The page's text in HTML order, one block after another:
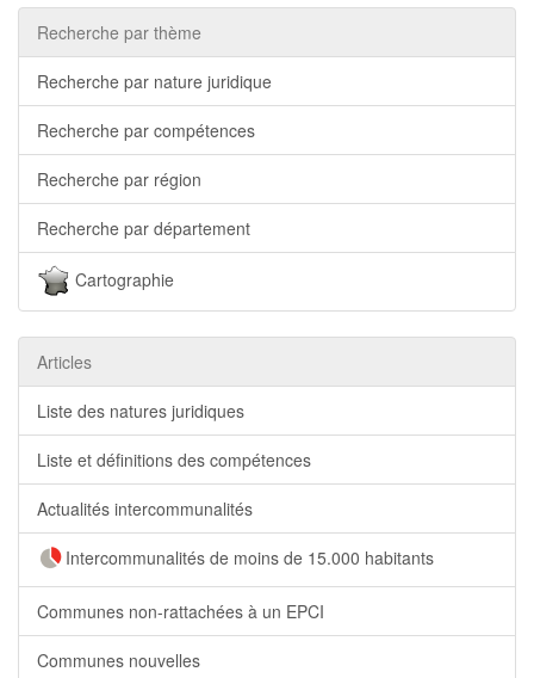
Recherche par thème
Recherche par nature juridique
Recherche par compétences
Recherche par région
Recherche par département
Cartographie
Articles
Liste des natures juridiques
Liste et définitions des compétences
Actualités intercommunalités
Intercommunalités de moins de 15.000 habitants
Communes non-rattachées à un EPCI
Communes nouvelles